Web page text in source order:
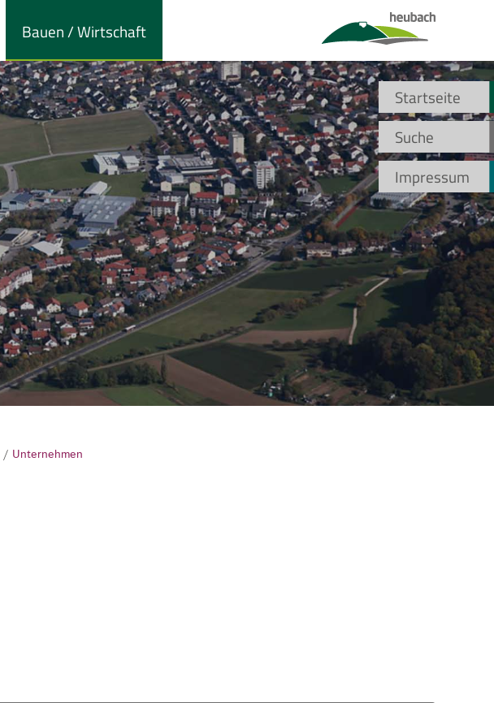
Bauen / Wirtschaft
Startseite
Suche
Impressum
/ Unternehmen